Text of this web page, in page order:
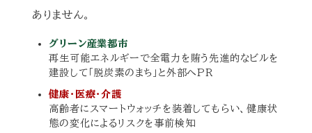
ありません。
グリーン産業都市
再生可能エネルギーで全電力を賄う先進的なビルを
建設して「脱炭素のまち」と外部へPR
健康・医療・介護
高齢者にスマートウォッチを装着してもらい、健康状
態の変化によるリスクを事前検知